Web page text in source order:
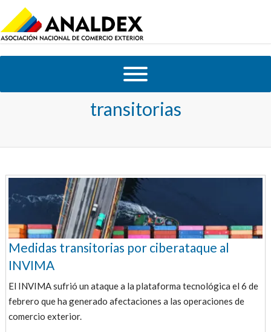
Tag Archives:
transitorias
Medidas transitorias por ciberataque al
INVIMA
El INVIMA sufrió un ataque a la plataforma tecnológica el 6 de
febrero que ha generado afectaciones a las operaciones de
comercio exterior.